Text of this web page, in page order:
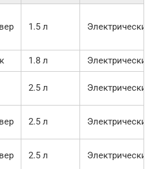
1.5 л Электрический
1.8 л
Электрический
2.5 л Электрический
2.5 л Электрический
2.5 л Электрический